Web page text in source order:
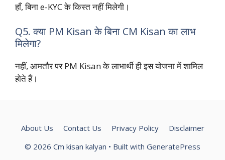
हाँ, बिना e-KYC के किस्त नहीं मिलेगी।
Q5. क्या PM Kisan के बिना CM Kisan का लाभ
मिलेगा?
नहीं, आमतौर पर PM Kisan के लाभार्थी ही इस योजना में शामिल
होते हैं।
About Us Contact Us Privacy Policy
Disclaimer
© 2026 Cm kisan kalyan • Built with GeneratePress